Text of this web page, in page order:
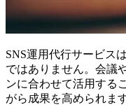
SNS運用代行サービス
ではありません。会議
ンに合わせて活用する
がら成果を高められます